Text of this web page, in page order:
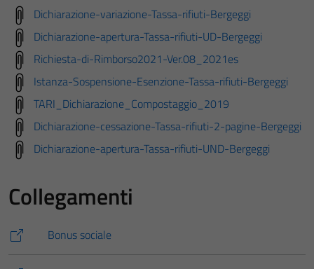
Dichiarazione-variazione-Tassa-rifiuti-Bergeggi
Dichiarazione-apertura-Tassa-rifiuti-UD-Bergeggi
Richiesta-di-Rimborso2021-Ver.08_2021es
Istanza-Sospensione-Esenzione-Tassa-rifiuti-Bergeggi
TARI_Dichiarazione_Compostaggio_2019
Dichiarazione-cessazione-Tassa-rifiuti-2-pagine-Bergeggi
Dichiarazione-apertura-Tassa-rifiuti-UND-Bergeggi
Collegamenti
Bonus sociale